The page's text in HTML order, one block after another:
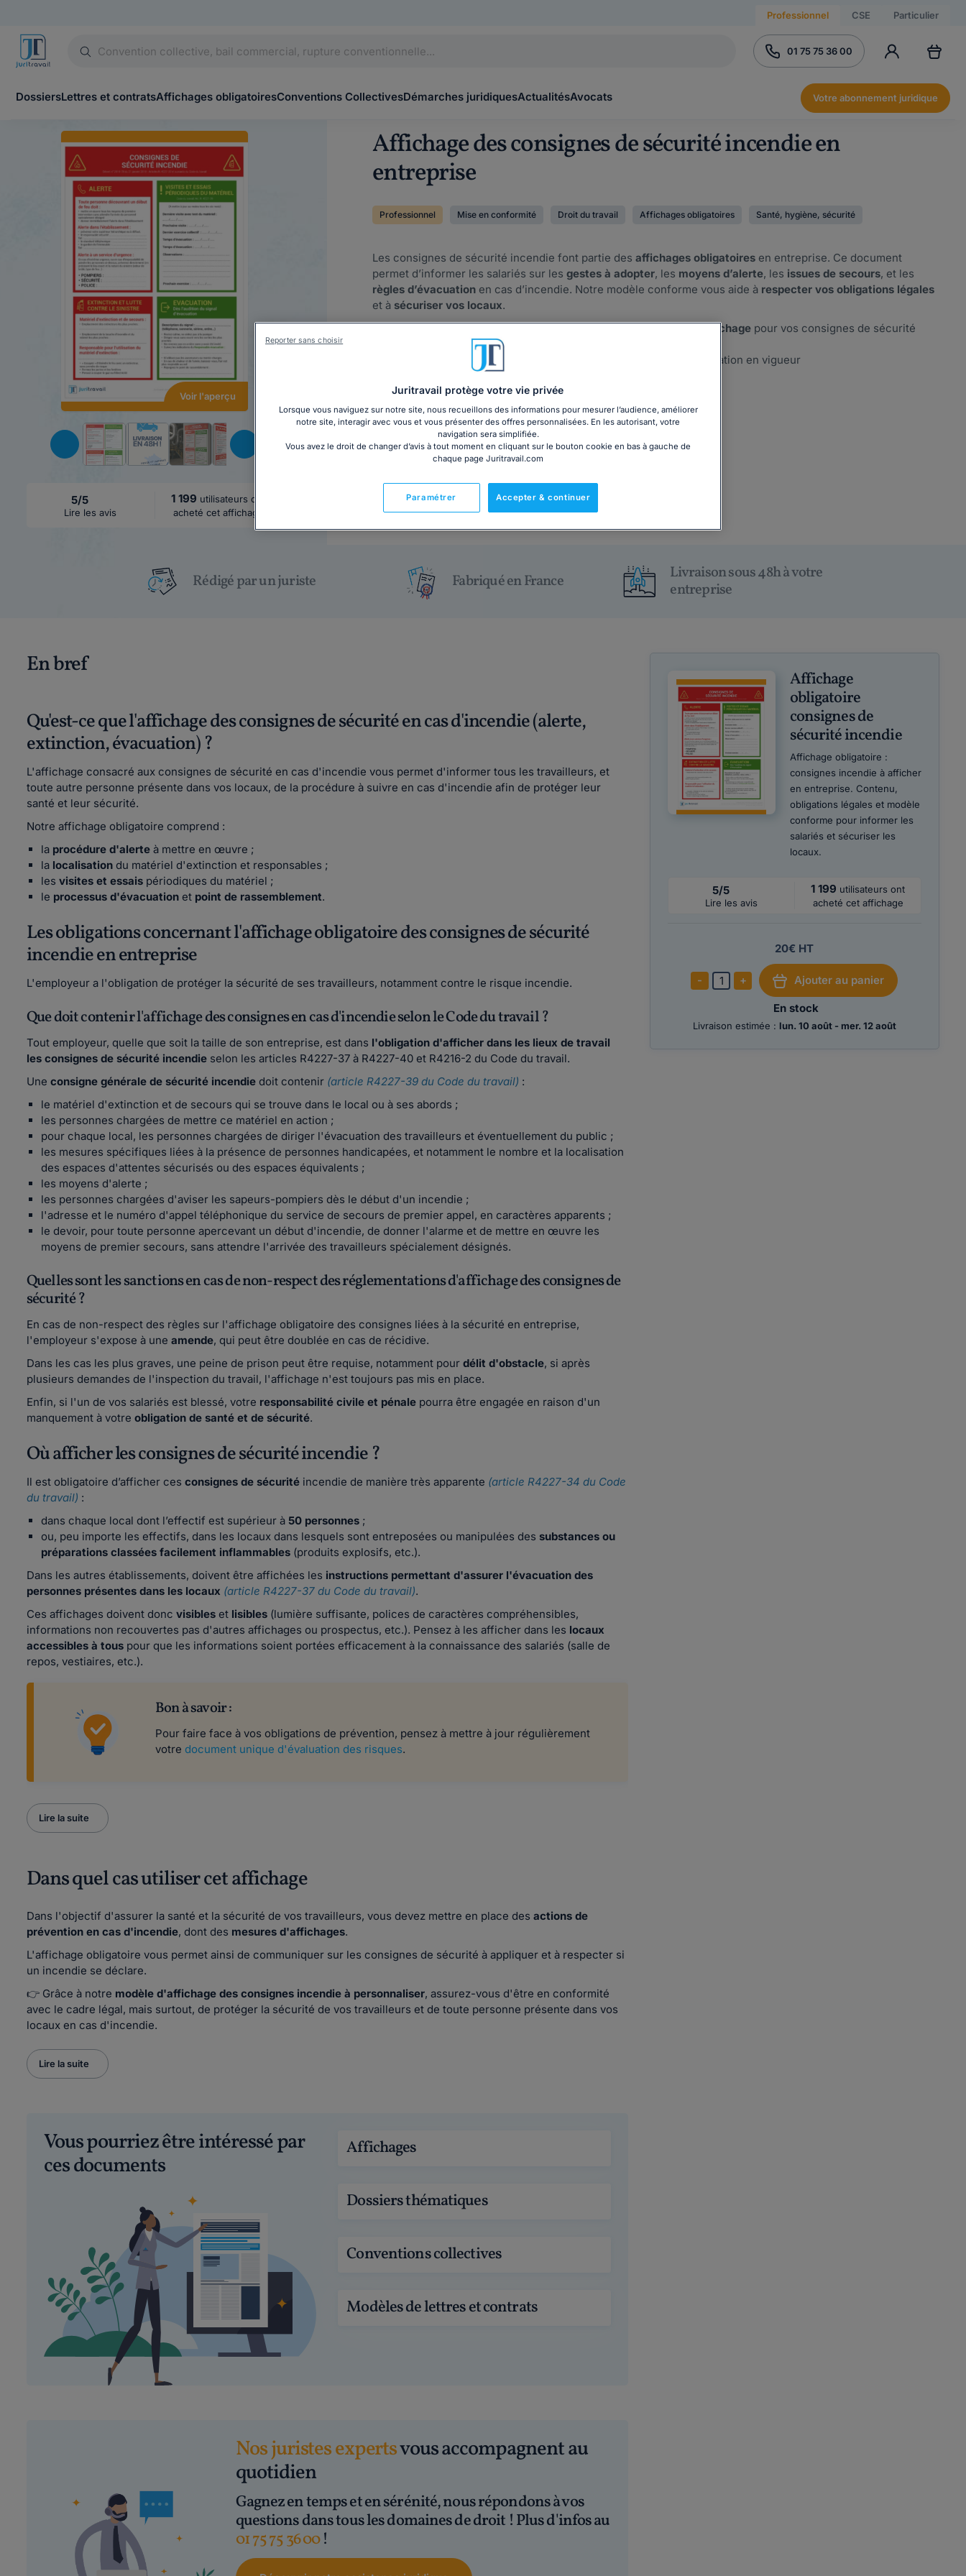
Professionnel CSE Particulier
01 75 75 36 00
DossiersLettres et contratsAffichages obligatoiresConventions CollectivesDémarches juridiquesActualitésAvocats Votre abonnement juridique
Voir l'aperçu
5/5
Lire les avis
1 199 utilisateurs ont
acheté cet affichage
Affichage des consignes de sécurité incendie en
entreprise
Professionnel Mise en conformité Droit du travail Affichages obligatoires Santé, hygiène, sécurité
Les consignes de sécurité incendie font partie desaffichages obligatoires en entreprise. Ce document
permet d’informer les salariés sur lesgestes à adopter, les moyens d’alerte, les issues de secours, et les
règles d’évacuation en cas d’incendie. Notre modèle conforme vous aide à respecter vos obligations légales
et à sécuriser vos locaux.
Complet et pratique: toutes les infos obligatoires en un seulaffichage pour vos consignes de sécurité
Garantie conformité 2026
: notre affichage est à jour de la législation en vigueur
: format pratique, plastifié et de qualité
Livraison rapide en 48h: en stock, chez vous en 2 jours max
Lire la suite
20€ HT 1 + Ajouter au panier
En stock Livraison estimée :lun. 10 août - mer. 12 août
Rédigé par un juriste Fabriqué en France
Livraison sous 48h à votre
entreprise
En bref
Qu'est-ce que l'affichage des consignes de sécurité en cas d'incendie (alerte,
extinction, évacuation) ?
L'affichage consacré aux consignes de sécurité en cas d'incendie vous permet d'informer tous les travailleurs, et
toute autre personne présente dans vos locaux, de la procédure à suivre en cas d'incendie afin de protéger leur
santé et leur sécurité.
Notre affichage obligatoire comprend :
la procédure d'alerte à mettre en œuvre ;
la localisation du matériel d'extinction et responsables ;
les visites et essais périodiques du matériel ;
le processus d'évacuation et point de rassemblement.
Les obligations concernant l'affichage obligatoire des consignes de sécurité
incendie en entreprise
L'employeur a l'obligation de protéger la sécurité de ses travailleurs, notamment contre le risque incendie.
Que doit contenir l'affichage des consignes en cas d'incendie selon le Code du travail ?
Tout employeur, quelle que soit la taille de son entreprise, est dans l'obligation d'afficher dans les lieux de travail
les consignes de sécurité incendie selon les articles R4227-37 à R4227-40 et R4216-2 du Code du travail.
Une consigne générale de sécurité incendie doit contenir (article R4227-39 du Code du travail) :
le matériel d'extinction et de secours qui se trouve dans le local ou à ses abords ;
les personnes chargées de mettre ce matériel en action ;
pour chaque local, les personnes chargées de diriger l'évacuation des travailleurs et éventuellement du public ;
les mesures spécifiques liées à la présence de personnes handicapées, et notamment le nombre et la localisation
des espaces d'attentes sécurisés ou des espaces équivalents ;
les moyens d'alerte ;
les personnes chargées d'aviser les sapeurs-pompiers dès le début d'un incendie ;
l'adresse et le numéro d'appel téléphonique du service de secours de premier appel, en caractères apparents ;
le devoir, pour toute personne apercevant un début d'incendie, de donner l'alarme et de mettre en œuvre les
moyens de premier secours, sans attendre l'arrivée des travailleurs spécialement désignés.
Quelles sont les sanctions en cas de non-respect des réglementations d'affichage des consignes de
sécurité ?
En cas de non-respect des règles sur l'affichage obligatoire des consignes liées à la sécurité en entreprise,
l'employeur s'expose à une amende, qui peut être doublée en cas de récidive.
Dans les cas les plus graves, une peine de prison peut être requise, notamment pour délit d'obstacle, si après
plusieurs demandes de l'inspection du travail, l'affichage n'est toujours pas mis en place.
Enfin, si l'un de vos salariés est blessé, votre responsabilité civile et pénale pourra être engagée en raison d'un
manquement à votre obligation de santé et de sécurité.
Où afficher les consignes de sécurité incendie ?
Il est obligatoire d’afficher ces consignes de sécurité incendie de manière très apparente (article R4227-34 du Code
du travail) :
dans chaque local dont l’effectif est supérieur à 50 personnes ;
ou, peu importe les effectifs, dans les locaux dans lesquels sont entreposées ou manipulées des substances ou
préparations classées facilement inflammables (produits explosifs, etc.).
Dans les autres établissements, doivent être affichées les instructions permettant d'assurer l'évacuation des
personnes présentes dans les locaux (article R4227-37 du Code du travail).
Ces affichages doivent donc visibles et lisibles (lumière suffisante, polices de caractères compréhensibles,
informations non recouvertes pas d'autres affichages ou prospectus, etc.). Pensez à les afficher dans les locaux
accessibles à tous pour que les informations soient portées efficacement à la connaissance des salariés (salle de
repos, vestiaires, etc.).
Bon à savoir :
Pour faire face à vos obligations de prévention, pensez à mettre à jour régulièrement
votre document unique d'évaluation des risques.
Lire la suite
Dans quel cas utiliser cet affichage
Dans l'objectif d'assurer la santé et la sécurité de vos travailleurs, vous devez mettre en place des actions de
prévention en cas d'incendie, dont des mesures d'affichages.
L'affichage obligatoire vous permet ainsi de communiquer sur les consignes de sécurité à appliquer et à respecter si
un incendie se déclare.
👉 Grâce à notre modèle d'affichage des consignes incendie à personnaliser, assurez-vous d'être en conformité
avec le cadre légal, mais surtout, de protéger la sécurité de vos travailleurs et de toute personne présente dans vos
locaux en cas d'incendie.
Lire la suite
Vous pourriez être intéressé par
ces documents
Affichages
Dossiers thématiques
Conventions collectives
Modèles de lettres et contrats
Nos juristes expertsvous accompagnent au
quotidien
Gagnez en temps et en sérénité, nous répondons à vos
questions dans tous les domaines de droit ! Plus d'infos au
01 75 75 36 00!
Affichage
obligatoire
consignes de
sécurité incendie
Affichage obligatoire :
consignes incendie à afficher
en entreprise. Contenu,
obligations légales et modèle
conforme pour informer les
salariés et sécuriser les
locaux.
5/5
Lire les avis
1 199 utilisateurs ont
acheté cet affichage
20€ HT
- 1 + Ajouter au panier
En stock
Livraison estimée : lun. 10 août - mer. 12 août
Juritravail protège votre vie privée
Lorsque vous naviguez sur notre site, nous recueillons des informations pour mesurer l’audience, améliorer
notre site, interagir avec vous et vous présenter des offres personnalisées. En les autorisant, votre
navigation sera simplifiée.
Vous avez le droit de changer d’avis à tout moment en cliquant sur le bouton cookie en bas à gauche de
chaque page Juritravail.com
Accepter & continuer
Paramétrer
Reporter sans choisir